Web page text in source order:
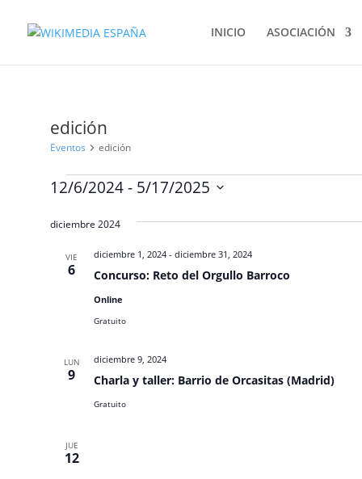
INICIO ASOCIACIÓN
edición
Eventos edición
Eventos
12/6/2024 - 5/17/2025
la
diciembre 2024
VIE
6 Concurso: Reto del Orgullo Barroco
diciembre 1, 2024- diciembre 31, 2024
Online
Gratuito
LUN
9 Charla y taller: Barrio de Orcasitas (Madrid)
diciembre 9, 2024
Gratuito
JUE
12